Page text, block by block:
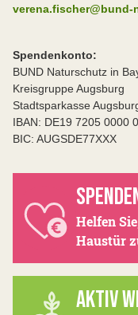
verena.fischer@bund-
Spendenkonto:
BUND Naturschutz in
Kreisgruppe Augsburg
Stadtsparkasse
IBAN: DE19 7205 0000
BIC: AUGSDE77XXX
Helfen
Haustür
AKTIV